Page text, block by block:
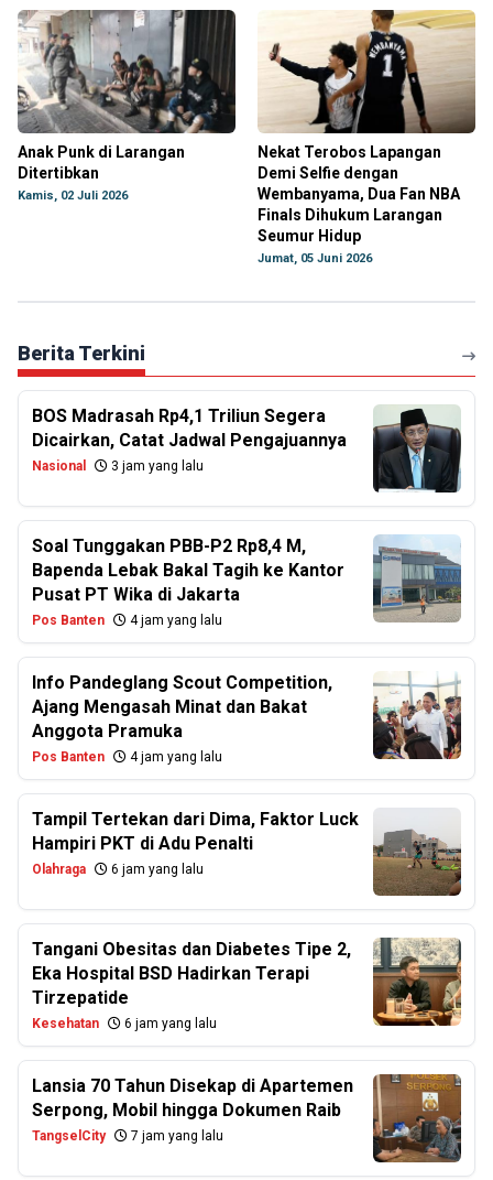
Anak Punk di Larangan
Ditertibkan
Kamis, 02 Juli 2026
Nekat Terobos Lapangan
Demi Selfie dengan
Wembanyama, Dua Fan NBA
Finals Dihukum Larangan
Seumur Hidup
Jumat, 05 Juni 2026
Berita Terkini
BOS Madrasah Rp4,1 Triliun Segera
Dicairkan, Catat Jadwal Pengajuannya
Nasional 3 jam yang lalu
Soal Tunggakan PBB-P2 Rp8,4 M,
Bapenda Lebak Bakal Tagih ke Kantor
Pusat PT Wika di Jakarta
Pos Banten 4 jam yang lalu
Info Pandeglang Scout Competition,
Ajang Mengasah Minat dan Bakat
Anggota Pramuka
Pos Banten 4 jam yang lalu
Tampil Tertekan dari Dima, Faktor Luck
Hampiri PKT di Adu Penalti
Olahraga 6 jam yang lalu
Tangani Obesitas dan Diabetes Tipe 2,
Eka Hospital BSD Hadirkan Terapi
Tirzepatide
Kesehatan 6 jam yang lalu
Lansia 70 Tahun Disekap di Apartemen
Serpong, Mobil hingga Dokumen Raib
TangselCity 7 jam yang lalu